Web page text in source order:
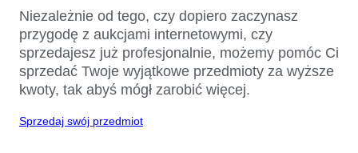
Niezależnie od tego, czy dopiero zaczynasz
przygodę z aukcjami internetowymi, czy
sprzedajesz już profesjonalnie, możemy pomóc Ci
sprzedać Twoje wyjątkowe przedmioty za wyższe
kwoty, tak abyś mógł zarobić więcej.
Sprzedaj swój przedmiot